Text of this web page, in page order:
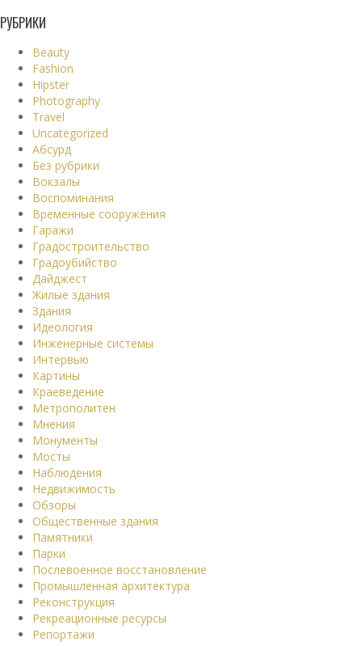
РУБРИКИ
Beauty
Fashion
Hipster
Photography
Travel
Uncategorized
Абсурд
Без рубрики
Вокзалы
Воспоминания
Временные сооружения
Гаражи
Градостроительство
Градоубийство
Дайджест
Жилые здания
Здания
Идеология
Инженерные системы
Интервью
Картины
Краеведение
Метрополитен
Мнения
Монументы
Мосты
Наблюдения
Недвижимость
Обзоры
Общественные здания
Памятники
Парки
Послевоенное восстановление
Промышленная архитектура
Реконструкция
Рекреационные ресурсы
Репортажи